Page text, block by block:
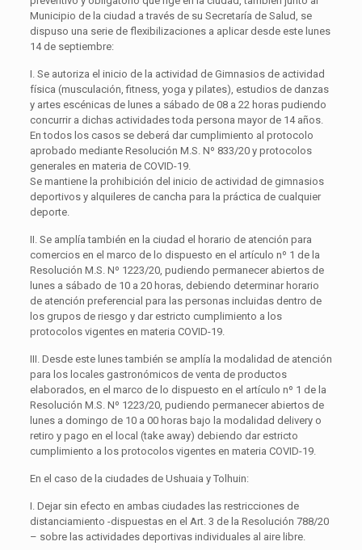
Municipio de la ciudad a través de su Secretaría de Salud, se
dispuso una serie de flexibilizaciones a aplicar desde este lunes
14 de septiembre:
I. Se autoriza el inicio de la actividad de Gimnasios de actividad
física (musculación, fitness, yoga y pilates), estudios de danzas
y artes escénicas de lunes a sábado de 08 a 22 horas pudiendo
concurrir a dichas actividades toda persona mayor de 14 años.
En todos los casos se deberá dar cumplimiento al protocolo
aprobado mediante Resolución M.S. Nº 833/20 y protocolos
generales en materia de COVID-19.
Se mantiene la prohibición del inicio de actividad de gimnasios
deportivos y alquileres de cancha para la práctica de cualquier
deporte.
II. Se amplía también en la ciudad el horario de atención para
comercios en el marco de lo dispuesto en el artículo nº 1 de la
Resolución M.S. Nº 1223/20, pudiendo permanecer abiertos de
lunes a sábado de 10 a 20 horas, debiendo determinar horario
de atención preferencial para las personas incluidas dentro de
los grupos de riesgo y dar estricto cumplimiento a los
protocolos vigentes en materia COVID-19.
III. Desde este lunes también se amplía la modalidad de atención
para los locales gastronómicos de venta de productos
elaborados, en el marco de lo dispuesto en el artículo nº 1 de la
Resolución M.S. Nº 1223/20, pudiendo permanecer abiertos de
lunes a domingo de 10 a 00 horas bajo la modalidad delivery o
retiro y pago en el local (take away) debiendo dar estricto
cumplimiento a los protocolos vigentes en materia COVID-19.
En el caso de la ciudades de Ushuaia y Tolhuin:
I. Dejar sin efecto en ambas ciudades las restricciones de
distanciamiento -dispuestas en el Art. 3 de la Resolución 788/20
– sobre las actividades deportivas individuales al aire libre.